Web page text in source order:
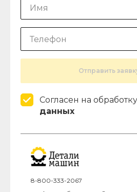
Отправить
Согласен на обработку
данных
8-800-333-2067